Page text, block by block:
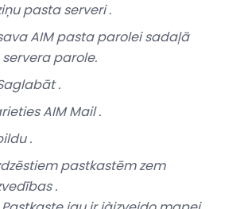
pasta serveri.
AIM pasta parolei sadaļā
parole.
.
AIM Mail.
.
pastkastēmzem
.